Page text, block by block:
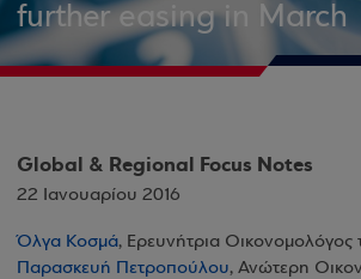
further easing in March
Global & Regional Focus Notes
22 Ιανουαρίου 2016
Όλγα Κοσμά, Ερευνήτρια Οικονομολόγος
Παρασκευή Πετροπούλου, Ανώτερη